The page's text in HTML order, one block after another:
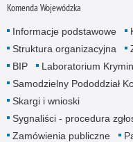
Komenda Wojewódzka
Informacje podstawowe
Struktura organizacyjna
BIP
Laboratorium
Samodzielny Pododdział
Skargi i wnioski
Sygnaliści - procedura
Zamówienia publiczne